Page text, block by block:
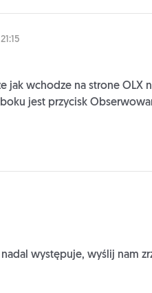
jak wchodze na strone
jest przycisk
występuje, wyślij nam